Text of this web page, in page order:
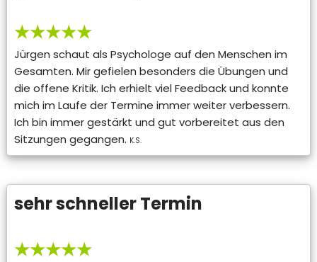
★★★★★
Jürgen schaut als Psychologe auf den Menschen im
Gesamten. Mir gefielen besonders die Übungen und
die offene Kritik. Ich erhielt viel Feedback und konnte
mich im Laufe der Termine immer weiter verbessern.
Ich bin immer gestärkt und gut vorbereitet aus den
Sitzungen gegangen. K.S.
sehr schneller Termin
★★★★★